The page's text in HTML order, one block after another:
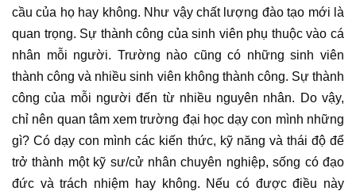
cầu của họ hay không. Như vậy chất lượng đào tạo mới là
quan trọng. Sự thành công của sinh viên phụ thuộc vào cá
nhân mỗi người. Trường nào cũng có những sinh viên
thành công và nhiều sinh viên không thành công. Sự thành
công của mỗi người đến từ nhiều nguyên nhân. Do vậy,
chỉ nên quan tâm xem trường đại học dạy con mình những
gì? Có dạy con mình các kiến thức, kỹ năng và thái độ để
trở thành một kỹ sư/cử nhân chuyên nghiệp, sống có đạo
đức và trách nhiệm hay không. Nếu có được điều này